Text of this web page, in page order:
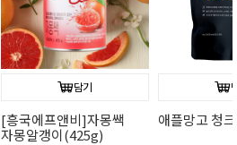
담기
[흥국에프앤비]자몽쌕
자몽알갱이(425g)
애플망고 청